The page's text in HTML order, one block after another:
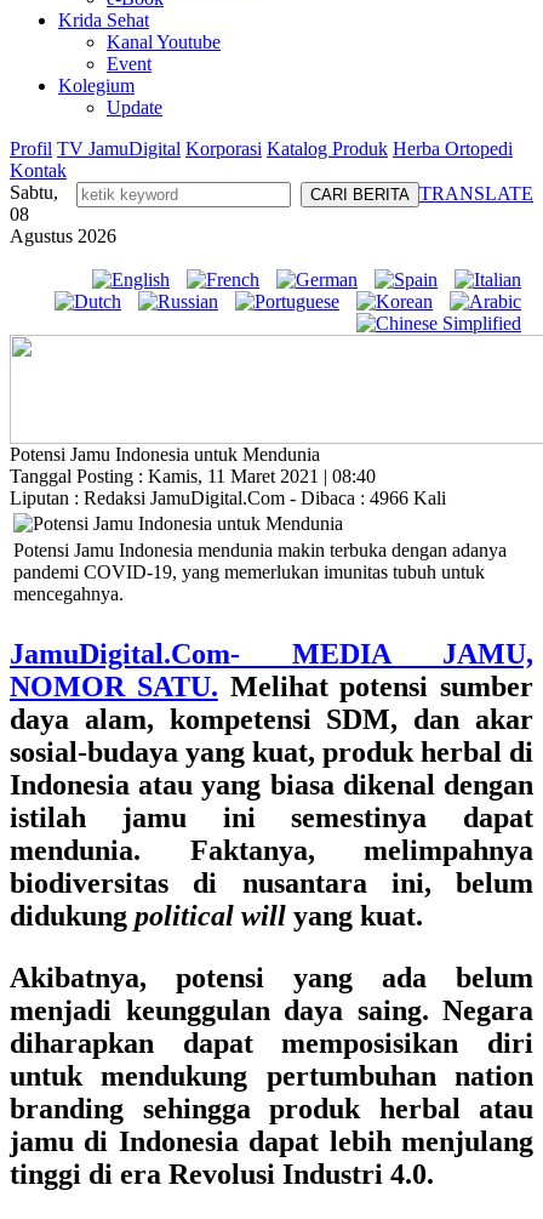
Krida Sehat
Kanal Youtube
Event
Kolegium
Update
Profil TV JamuDigital Korporasi Katalog Produk Herba Ortopedi
Kontak
TRANSLATE
Sabtu,
08
Agustus 2026
Potensi Jamu Indonesia untuk Mendunia
Tanggal Posting : Kamis, 11 Maret 2021 | 08:40
Liputan : Redaksi JamuDigital.Com - Dibaca : 4966 Kali
Potensi Jamu Indonesia mendunia makin terbuka dengan adanya
pandemi COVID-19, yang memerlukan imunitas tubuh untuk
mencegahnya.
JamuDigital.Com- MEDIA JAMU,
NOMOR SATU. Melihat potensi sumber
daya alam, kompetensi SDM, dan akar
sosial-budaya yang kuat, produk herbal di
Indonesia atau yang biasa dikenal dengan
istilah jamu ini semestinya dapat
mendunia. Faktanya, melimpahnya
biodiversitas di nusantara ini, belum
didukung political will yang kuat.
Akibatnya, potensi yang ada belum
menjadi keunggulan daya saing. Negara
diharapkan dapat memposisikan diri
untuk mendukung pertumbuhan nation
branding sehingga produk herbal atau
jamu di Indonesia dapat lebih menjulang
tinggi di era Revolusi Industri 4.0.